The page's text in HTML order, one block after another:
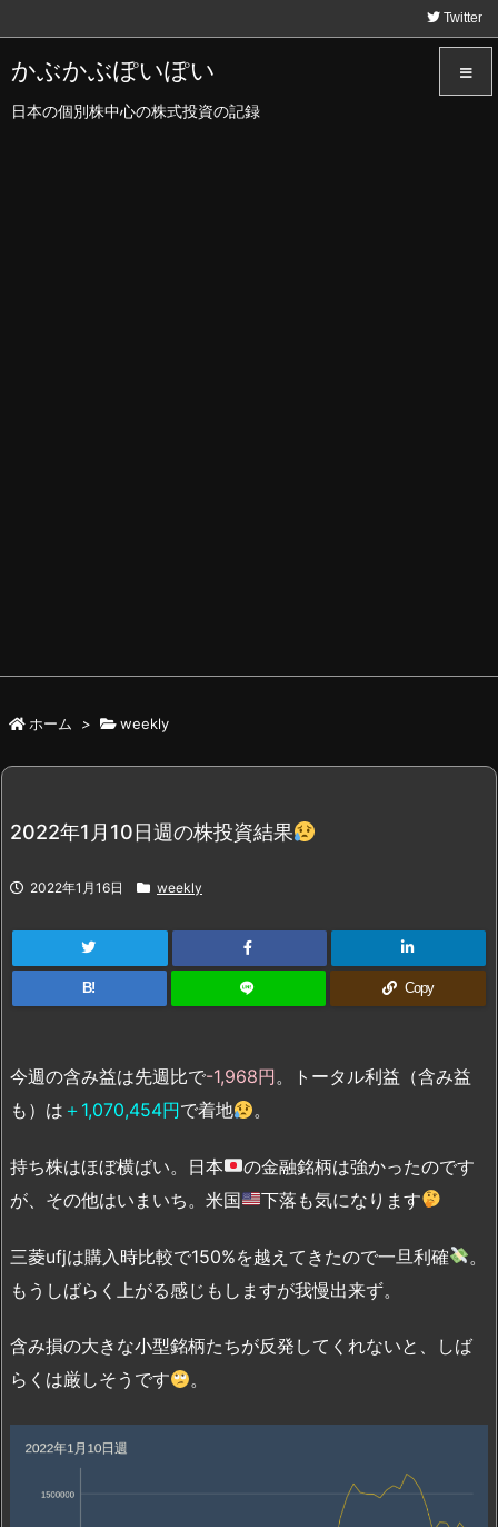
かぶかぶぽいぽい
日本の個別株中心の株式投資の記録
Twitter
ホーム > weekly
2022年1月10日週の株投資結果
2022年1月16日 weekly
B! Copy
今週の含み益は先週比で-1,968円。トータル利益（含み益
も）は ＋1,070,454円で着地 。
持ち株はほぼ横ばい。日本
の金融銘柄は強かったのです
が、その他はいまいち。米国
下落も気になります
三菱ufjは購入時比較で150%を越えてきたので一旦利確
。
もうしばらく上がる感じもしますが我慢出来ず。
含み損の大きな小型銘柄たちが反発してくれないと、しば
らくは厳しそうです
。